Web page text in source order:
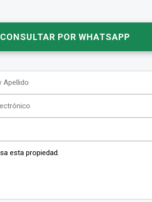
CONSULTAR POR WHATSAPP